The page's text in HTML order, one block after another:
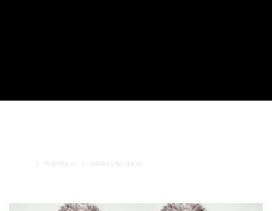
PORTFOLIO MARKETING IDEAS